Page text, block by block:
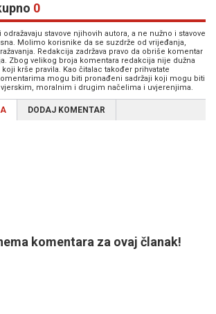
0
odražavaju stavove njihovih autora, a ne nužno i stavove
Molimo korisnike da se suzdrže od vrijeđanja,
Redakcija zadržava pravo da obriše komentar
Zbog velikog broja komentara redakcija nije dužna
krše pravila. Kao čitalac također prihvatate
mogu biti pronađeni sadržaji koji mogu biti
moralnim i drugim načelima i uvjerenjima.
DODAJ KOMENTAR
komentara za ovaj članak!